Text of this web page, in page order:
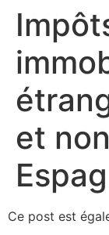
et
Ce post est